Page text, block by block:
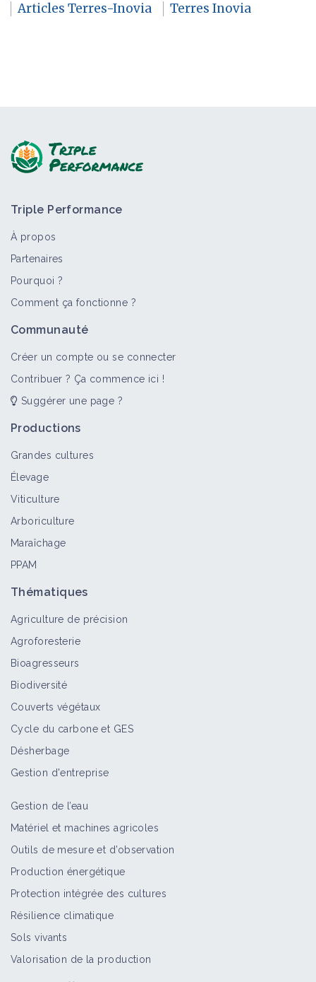
Articles Terres-Inovia
Terres Inovia
Triple Performance
À propos
Partenaires
Pourquoi ?
Comment ça fonctionne ?
Communauté
Créer un compte ou se connecter
Contribuer ? Ça commence ici !
Suggérer une page ?
Productions
Grandes cultures
Élevage
Viticulture
Arboriculture
Maraîchage
PPAM
Thématiques
Agriculture de précision
Agroforesterie
Bioagresseurs
Biodiversité
Couverts végétaux
Cycle du carbone et GES
Désherbage
Gestion d'entreprise
Gestion de l’eau
Matériel et machines agricoles
Outils de mesure et d’observation
Production énergétique
Protection intégrée des cultures
Résilience climatique
Sols vivants
Valorisation de la production